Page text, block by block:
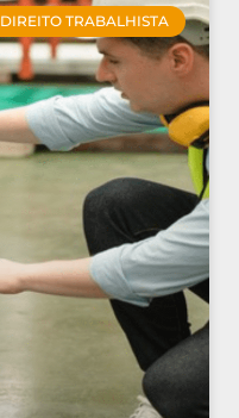
DIREITO TRABALHISTA